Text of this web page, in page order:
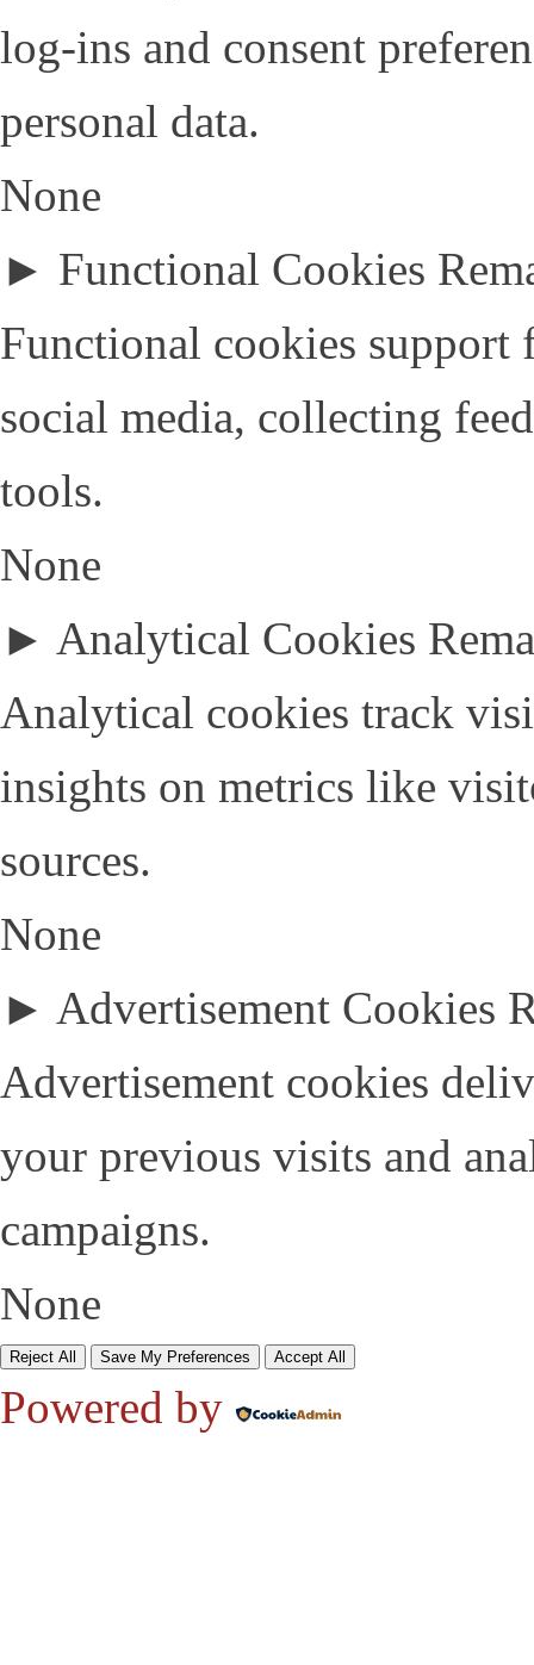
log-ins and consent
personal data.
None
► Functional Cookies
Functional cookies support
social media, collecting
tools.
None
► Analytical Cookies
Analytical cookies track
insights on metrics like
sources.
None
► Advertisement Cookies
Advertisement cookies
your previous visits and
campaigns.
None
Reject All Save My Preferences Accept All
Powered by